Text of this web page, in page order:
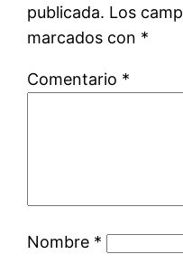
publicada. Los
marcados con *
Comentario *
Nombre *